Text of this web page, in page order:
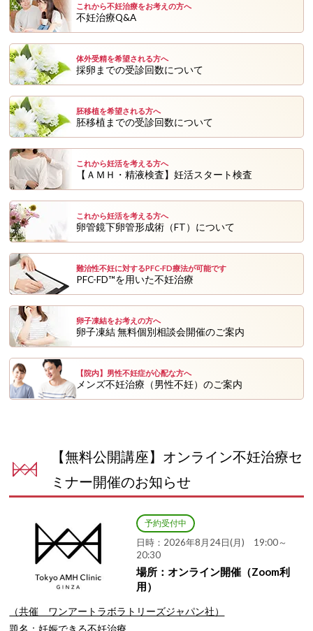
これから不妊治療をお考えの方へ
不妊治療Q&A
体外受精を希望される方へ
採卵までの受診回数について
胚移植を希望される方へ
胚移植までの受診回数について
これから妊活を考える方へ
【ＡＭＨ・精液検査】妊活スタート検査
これから妊活を考える方へ
卵管鏡下卵管形成術（FT）について
難治性不妊に対するPFC-FD療法が可能です
PFC-FD™を用いた不妊治療
卵子凍結をお考えの方へ
卵子凍結 無料個別相談会開催のご案内
【院内】男性不妊症が心配な方へ
メンズ不妊治療（男性不妊）のご案内
【無料公開講座】オンライン不妊治療セ
ミナー開催のお知らせ
予約受付中
日時：2026年8月24日(月) 19:00～
20:30
場所：オンライン開催（Zoom利
用）
（共催 ワンアートラボラトリーズジャパン社）
題名：妊娠できる不妊治療